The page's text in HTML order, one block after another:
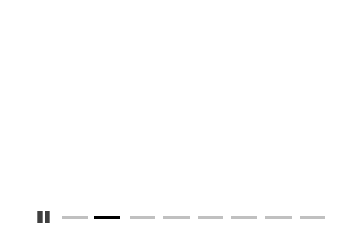
Detener carrusel